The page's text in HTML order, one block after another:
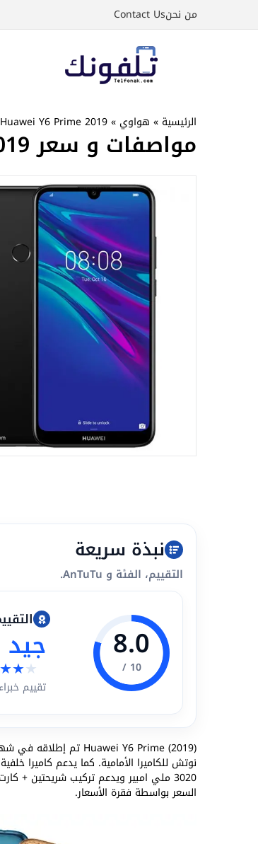
من نحنContact Us
الرئيسية » هواوي »
Huawei Y6 Prime 2019
مواصفات و سعر Huawei Y6 Prime 2019
نبذة سريعة
التقييم، الفئة و AnTuTu.
8.0
10 /
جيد
★★★
تقييم
Huawei Y6 Prime (2019) تم إطلاقه في شهر مارس إلى جانب
3020 ملي امبير ويدعم تركيب شريحتين +
السعر بواسطة فقرة الأسعار.